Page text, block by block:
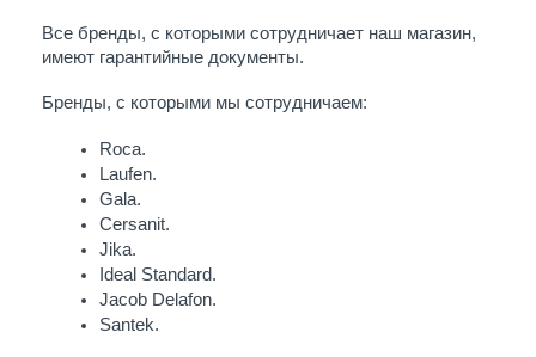
Все бренды, с которыми сотрудничает наш магазин,
имеют гарантийные документы.
Бренды, с которыми мы сотрудничаем:
Roca.
Laufen.
Gala.
Cersanit.
Jika.
Ideal Standard.
Jacob Delafon.
Santek.